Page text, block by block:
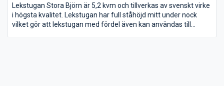
Lekstugan Stora Björn är 5,2 kvm och tillverkas av svenskt virke
i högsta kvalitet. Lekstugan har full ståhöjd mitt under nock
vilket gör att lekstugan med fördel även kan användas till